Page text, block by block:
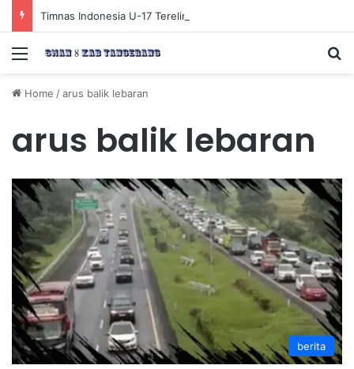
Menu
Home /arus balik lebaran
arus balik lebaran
berita